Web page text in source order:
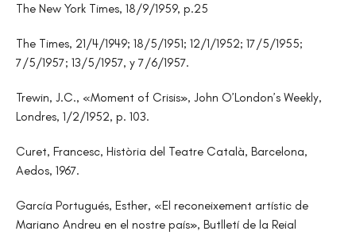
The New York Times, 18/9/1959, p.25
The Times, 21/4/1949; 18/5/1951; 12/1/1952; 17/5/1955;
7/5/1957; 13/5/1957, y 7/6/1957.
Trewin, J.C., «Moment of Crisis», John O’London’s Weekly,
Londres, 1/2/1952, p. 103.
Curet, Francesc, Història del Teatre Català, Barcelona,
Aedos, 1967.
García Portugués, Esther, «El reconeixement artístic de
Mariano Andreu en el nostre país», Butlletí de la Reial